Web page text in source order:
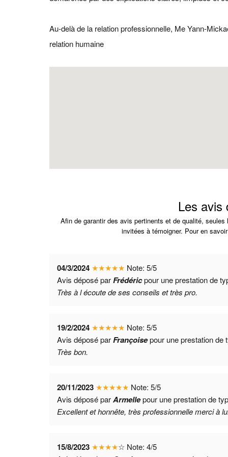
Au-delà de la relation professionnelle, Me Yann-
relation humaine
Les avis
Afin de garantir des avis pertinents et de qualité,
invitées à témoigner. Pour en
04/3/2024 ★★★★★ Note:5/5
Avis déposé parFrédéricpour une prestation de
Très à l écoute de ses conseils et très pro.
19/2/2024 ★★★★★ Note:5/5
Avis déposé parFrançoisepour une prestation de
Très bon.
20/11/2023 ★★★★★ Note:5/5
Avis déposé parArmellepour une prestation de
Excellent et honnête, très professionnelle merci à
15/8/2023 ★★★★☆ Note:4/5